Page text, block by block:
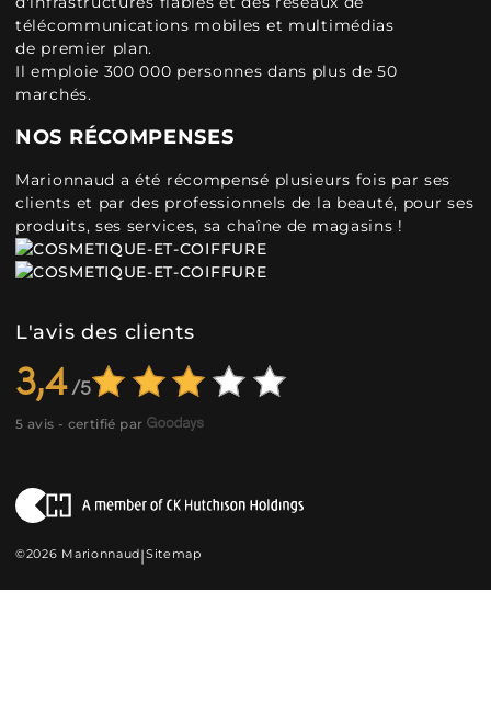
télécommunications mobiles et multimédias
de premier plan.
Il emploie 300 000 personnes dans plus de 50
marchés.
NOS RÉCOMPENSES
Marionnaud a été récompensé plusieurs fois par ses
clients et par des professionnels de la beauté, pour ses
produits, ses services, sa chaîne de magasins !
L'avis des clients
3,4
5 avis - certifié par
©2026 Marionnaud|Sitemap